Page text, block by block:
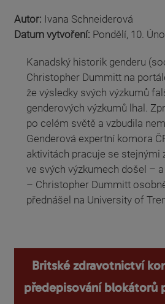
Autor: Ivana Schneiderová
Datum vytvoření: Pondělí, 10.
Kanadský historik genderu
Christopher Dummitt na
že výsledky svých výzkumů
genderových výzkumů lhal.
po celém světě a vzbudila
Genderová expertní komora
aktivitách pracuje se stejnými
ve svých výzkumech došel –
– Christopher Dummitt
přednášel na University of
Britské zdravotnictví
předepisování blokátorů